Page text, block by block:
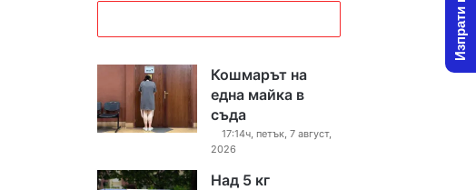
Кошмарът на
една майка в
съда
17:14ч, петък, 7 август,
2026
Над 5 кг